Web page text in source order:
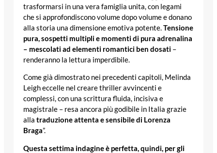
trasformarsi in una vera famiglia unita, con legami
che si approfondiscono volume dopo volume e donano
alla storia una dimensione emotiva potente.Tensione
pura, sospetti multipli e momenti di pura adrenalina
– mescolati ad elementi romantici ben dosati –
renderanno la lettura imperdibile.
Come già dimostrato nei precedenti capitoli, Melinda
Leigh eccelle nel creare thriller avvincenti e
complessi, con una scrittura fluida, incisiva e
magistrale – resa ancora più godibile in Italia grazie
alla traduzione attenta e sensibile di Lorenza
Braga”.
Questa settima indagine è perfetta, quindi, per gli